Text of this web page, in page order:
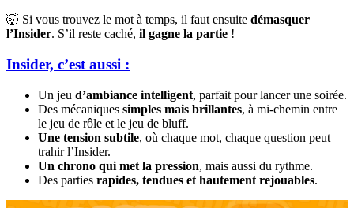
🤯 Si vous trouvez le mot à temps, il faut ensuite démasquer
l’Insider. S’il reste caché, il gagne la partie !
Insider, c’est aussi :
Un jeu d’ambiance intelligent, parfait pour lancer une soirée.
Des mécaniques simples mais brillantes, à mi-chemin entre
le jeu de rôle et le jeu de bluff.
Une tension subtile, où chaque mot, chaque question peut
trahir l’Insider.
Un chrono qui met la pression, mais aussi du rythme.
Des parties rapides, tendues et hautement rejouables.